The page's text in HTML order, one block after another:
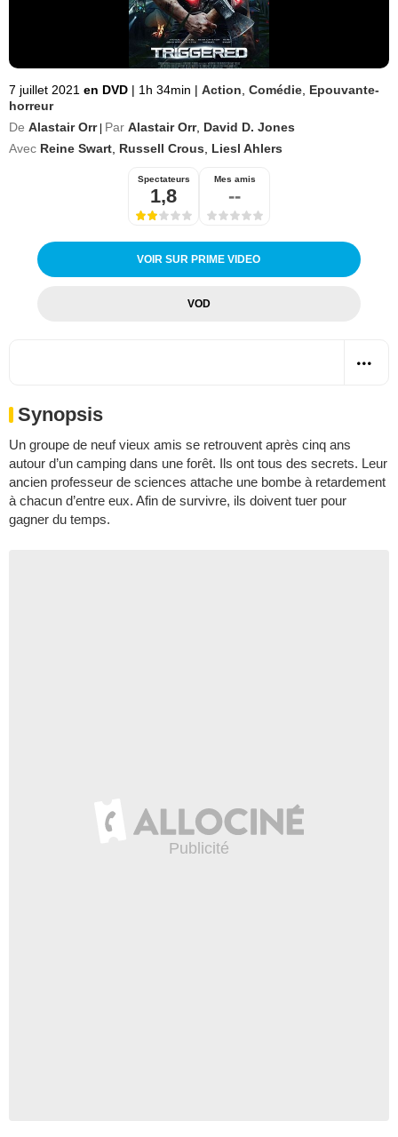
7 juillet 2021 en DVD | 1h 34min | Action Comédie Epouvante-
horreur
De Alastair Orr Par Alastair Orr, David D. Jones
Avec Reine Swart Russell Crous Liesl Ahlers
Spectateurs
1,8
Mes amis
--
VOIR SUR PRIME VIDEO
VOD
Synopsis
Un groupe de neuf vieux amis se retrouvent après cinq ans
autour d’un camping dans une forêt. Ils ont tous des secrets. Leur
ancien professeur de sciences attache une bombe à retardement
à chacun d’entre eux. Afin de survivre, ils doivent tuer pour
gagner du temps.